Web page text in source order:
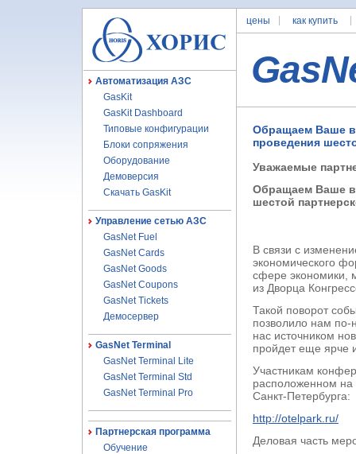
Автоматизация АЗС
GasKit
GasKit Dashboard
Типовые конфигурации
Блоки сопряжения
Оборудование
Демоверсия
Скачать GasKit
Управление сетью АЗС
GasNet Fuel
GasNet Cards
GasNet Goods
GasNet Coupons
GasNet Tickets
Демосервер
GasNet Terminal
GasNet Terminal Lite
GasNet Terminal Std
GasNet Terminal Pro
Партнерская программа
Обучение
цены как купить
Обращаем Ваше
проведения
Уважаемые
Обращаем Ваше
шестой
В связи с
экономического
сфере экономики,
из Дворца
Такой поворот
позволило нам по-
нас источником
пройдет еще ярче
Участникам
расположенном на
Санкт-Петербурга:
http://otelpark.ru/
Деловая часть